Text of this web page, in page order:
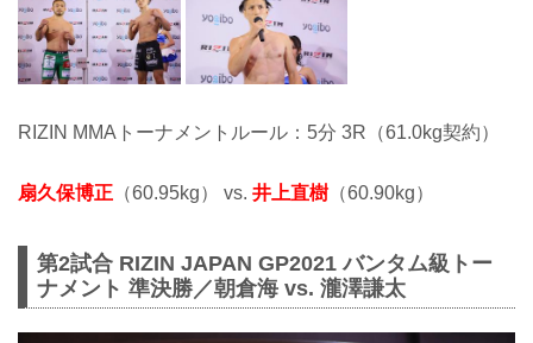
RIZIN MMAトーナメントルール：5分 3R（61.0kg契約）
扇久保博正 （60.95kg） vs. 井上直樹 （60.90kg）
第2試合 RIZIN JAPAN GP2021 バンタム級トー
ナメント 準決勝／朝倉海 vs. 瀧澤謙太